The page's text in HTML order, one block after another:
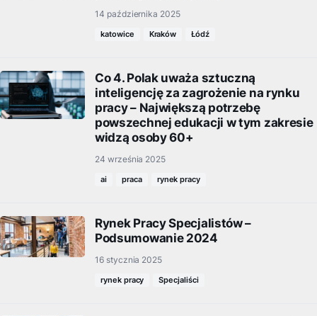
14 października 2025
katowice Kraków Łódź
Co 4. Polak uważa sztuczną
inteligencję za zagrożenie na rynku
pracy – Największą potrzebę
powszechnej edukacji w tym zakresie
widzą osoby 60+
24 września 2025
ai praca rynek pracy
Rynek Pracy Specjalistów –
Podsumowanie 2024
16 stycznia 2025
rynek pracy Specjaliści